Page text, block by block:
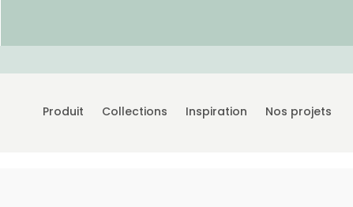
Produit Collections Inspiration Nos projets